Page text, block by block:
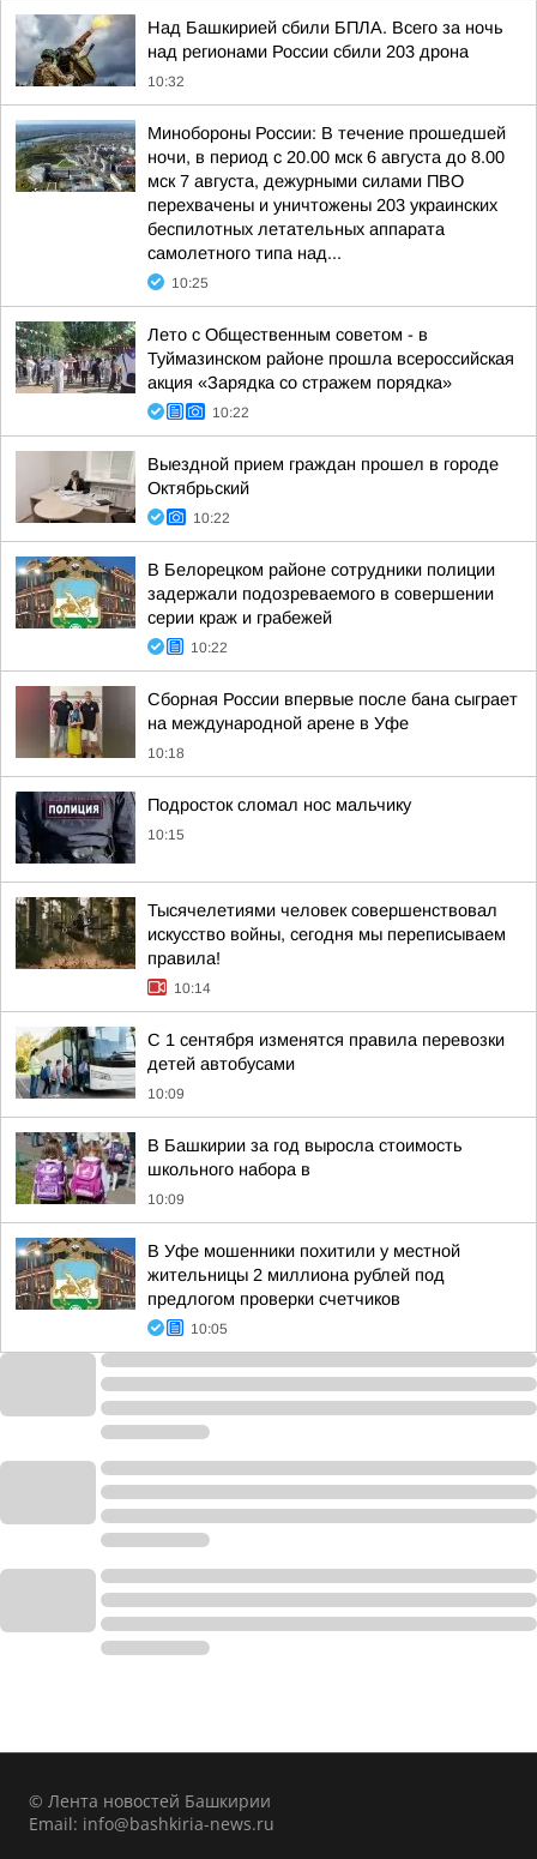
Над Башкирией сбили БПЛА. Всего за ночь
над регионами России сбили 203 дрона
10:32
Минобороны России: В течение прошедшей
ночи, в период с 20.00 мск 6 августа до 8.00
мск 7 августа, дежурными силами ПВО
перехвачены и уничтожены 203 украинских
беспилотных летательных аппарата
самолетного типа над...
10:25
Лето с Общественным советом - в
Туймазинском районе прошла всероссийская
акция «Зарядка со стражем порядка»
10:22
Выездной прием граждан прошел в городе
Октябрьский
10:22
В Белорецком районе сотрудники полиции
задержали подозреваемого в совершении
серии краж и грабежей
10:22
Сборная России впервые после бана сыграет
на международной арене в Уфе
10:18
Подросток сломал нос мальчику
10:15
Тысячелетиями человек совершенствовал
искусство войны, сегодня мы переписываем
правила!
10:14
С 1 сентября изменятся правила перевозки
детей автобусами
10:09
В Башкирии за год выросла стоимость
школьного набора в
10:09
В Уфе мошенники похитили у местной
жительницы 2 миллиона рублей под
предлогом проверки счетчиков
10:05
© Лента новостей Башкирии
Email: info@bashkiria-news.ru